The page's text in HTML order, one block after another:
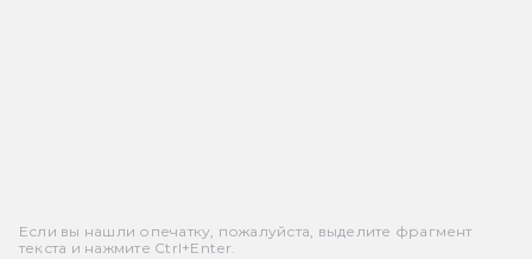
Если вы нашли опечатку, пожалуйста, выделите фрагмент
текста и нажмите Ctrl+Enter.